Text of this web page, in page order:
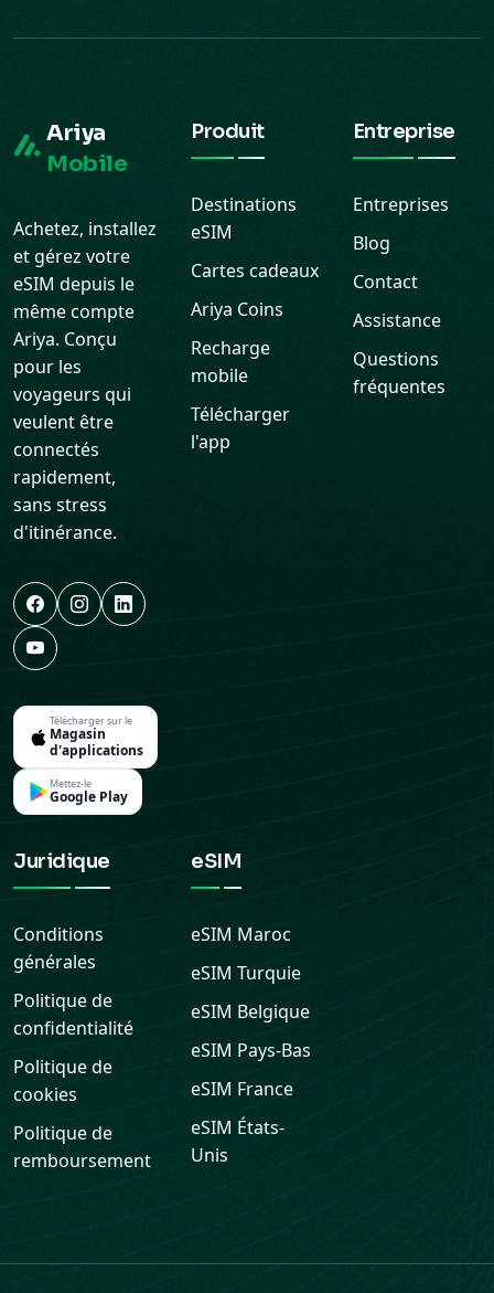
Ariya
Mobile
Achetez, installez
et gérez votre
eSIM depuis le
même compte
Ariya. Conçu
pour les
voyageurs qui
veulent être
connectés
rapidement,
sans stress
d'itinérance.
Télécharger sur le
Magasin
d'applications
Mettez-le
Google Play
Produit
Destinations
eSIM
Cartes cadeaux
Ariya Coins
Recharge
mobile
Télécharger
l'app
Entreprise
Entreprises
Blog
Contact
Assistance
Questions
fréquentes
Juridique
Conditions
générales
Politique de
confidentialité
Politique de
cookies
Politique de
remboursement
eSIM
eSIM Maroc
eSIM Turquie
eSIM Belgique
eSIM Pays-Bas
eSIM France
eSIM États-
Unis
Assistance